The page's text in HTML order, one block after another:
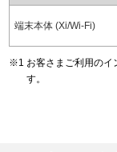
端末本体 (Xi/Wi-Fi)
お客さまご利用のイ
す。